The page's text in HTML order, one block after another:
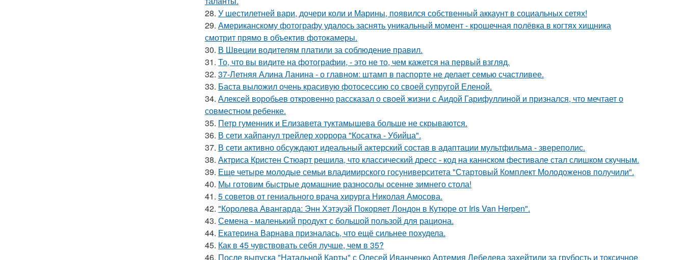
28. У шестилетней вари, дочери коли и Марины, появился собственный аккаунт в социальных сетях!
29. Американскому фотографу удалось заснять уникальный момент - крошечная полёвка в когтях хищника
смотрит прямо в объектив фотокамеры.
30. В Швеции водителям платили за соблюдение правил.
31. То, что вы видите на фотографии, - это не то, чем кажется на первый взгляд.
32. 37-Летняя Алина Ланина - о главном: штамп в паспорте не делает семью счастливее.
33. Баста выложил очень красивую фотосессию со своей супругой Еленой.
34. Алексей воробьев откровенно рассказал о своей жизни с Аидой Гарифуллиной и признался, что мечтает о
совместном ребенке.
35. Петр гуменник и Елизавета туктамышева больше не скрываются.
36. В сети хайпанул трейлер хоррора "Косатка - Убийца".
37. В сети активно обсуждают идеальный актерский состав в адаптации мультфильма - звереполис.
38. Актриса Кристен Стюарт решила, что классический дресс - код на каннском фестивале стал слишком скучным.
39. Еще четыре молодые семьи владимирского госуниверситета "Стартовый Комплект Молодоженов получили".
40. Мы готовим быстрые домашние разносолы осенне зимнего стола!
41. 5 советов от гениального врача хирурга Николая Амосова.
42. "Королева Авангарда: Энн Хэтэуэй Покоряет Лондон в Кутюре от Iris Van Herpen".
43. Семена - маленький продукт с большой пользой для рациона.
44. Екатерина Варнава призналась, что ещё сильнее похудела.
45. Как в 45 чувствовать себя лучше, чем в 35?
46. После выпуска "Натальной Карты" с Олесей Иванченко Артемия Лебедева захейтили за грубость и токсичное